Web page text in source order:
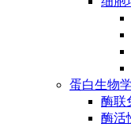
蛋白生物学
酶联
酶活